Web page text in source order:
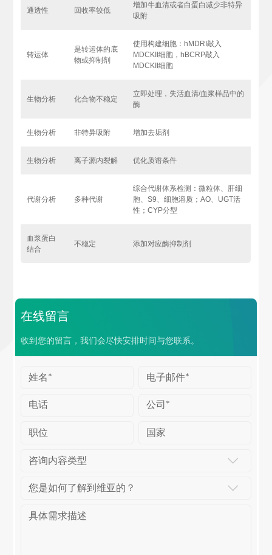
通透性 回收率较低
增加牛血清或者白蛋白减少非特异
吸附
转运体
是转运体的底
物或抑制剂
使用构建细胞：hMDRI敲入
MDCKII细胞，hBCRP敲入
MDCKII细胞
生物分析 化合物不稳定
立即处理，失活血清/血浆样品中的
酶
生物分析 非特异吸附 增加去垢剂
生物分析 离子源内裂解 优化质谱条件
代谢分析 多种代谢
综合代谢体系检测：微粒体、肝细
胞、S9、细胞溶质；AO、UGT活
性；CYP分型
血浆蛋白
结合
不稳定 添加对应酶抑制剂
在线留言
收到您的留言，我们会尽快安排时间与您联系。
咨询内容类型
您是如何了解到维亚的？